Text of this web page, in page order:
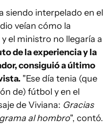
siendo interpelado en el
veían cómo la
el ministro no llegaría a
de la experiencia y la
consiguió a último
"Ese día tenia (que
de) fútbol y en el
de Viviana: Gracias
al hombro", contó.